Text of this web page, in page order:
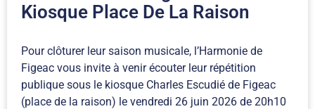
Kiosque Place De La Raison
Pour clôturer leur saison musicale, l’Harmonie de
Figeac vous invite à venir écouter leur répétition
publique sous le kiosque Charles Escudié de Figeac
(place de la raison) le vendredi 26 juin 2026 de 20h10